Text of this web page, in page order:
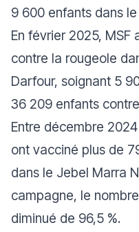
9 600 enfants dans
En février 2025, MSF
contre la rougeole
Darfour, soignant 5
36 209 enfants
Entre décembre
ont vacciné plus de
dans le Jebel Marra
campagne, le
diminué de 96,5 %.